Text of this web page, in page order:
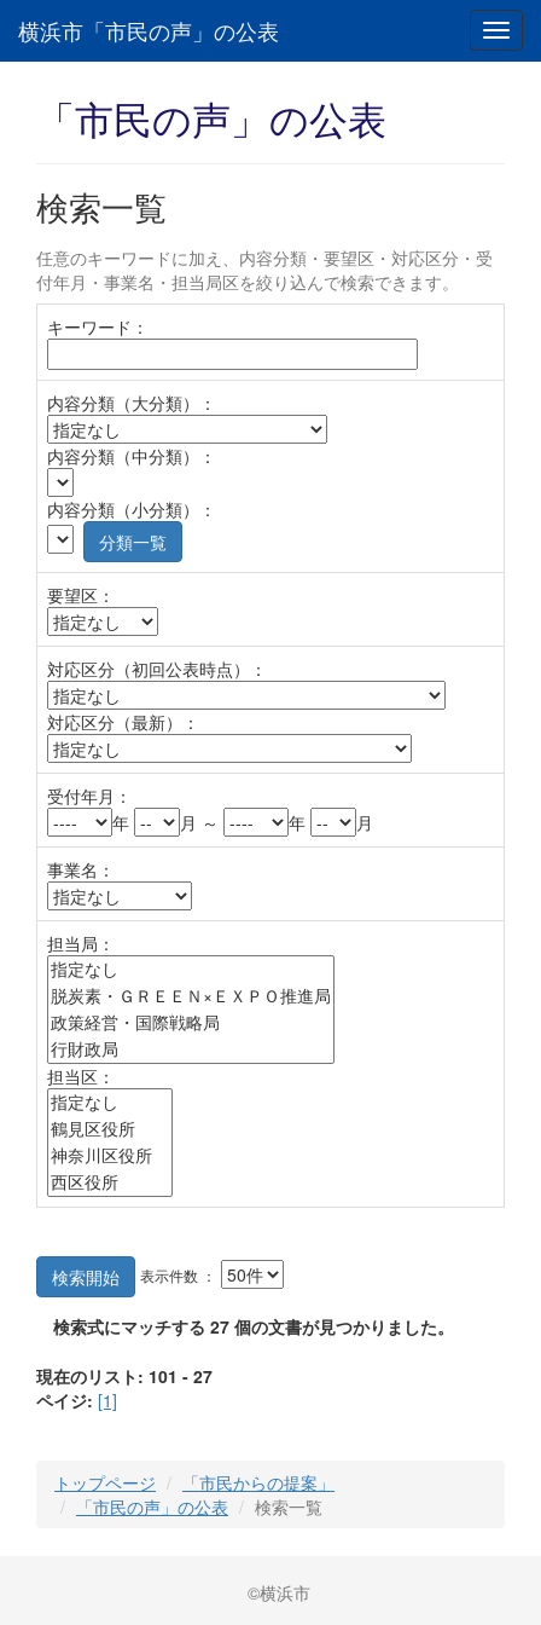
横浜市「市民の声」の公表
「市民の声」の公表
検索一覧
任意のキーワードに加え、内容分類・要望区・対応区分・受
付年月・事業名・担当局区を絞り込んで検索できます。
キーワード：
内容分類（大分類）：
内容分類（中分類）：
内容分類（小分類）：
分類一覧
要望区：
対応区分（初回公表時点）：
対応区分（最新）：
受付年月：
年
月 ～ 年
月
事業名：
担当局：
担当区：
検索開始 表示件数 ：
検索式にマッチする 27 個の文書が見つかりました。
現在のリスト: 101 - 27
ペイジ: [1]
トップページ
「市民からの提案」
「市民の声」の公表
検索一覧
©横浜市